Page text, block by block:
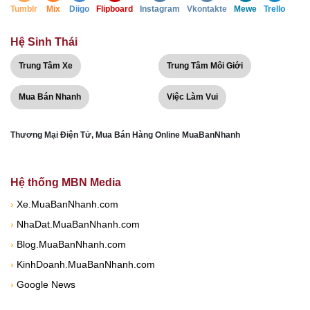
Tumblr Mix Diigo Flipboard Instagram Vkontakte Mewe Trello
Hệ Sinh Thái
Trung Tâm Xe Trung Tâm Môi Giới
Mua Bán Nhanh Việc Làm Vui
Thương Mại Điện Tử, Mua Bán Hàng Online MuaBanNhanh
Hệ thống MBN Media
› Xe.MuaBanNhanh.com
› NhaDat.MuaBanNhanh.com
› Blog.MuaBanNhanh.com
› KinhDoanh.MuaBanNhanh.com
› Google News